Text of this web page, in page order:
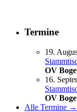
Termine
19.
OV
16.
OV
Alle Termine →